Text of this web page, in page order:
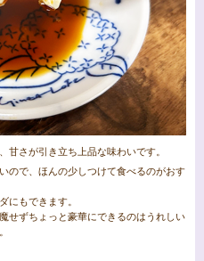
甘さが引き立ち上品な味わいです。
ので、ほんの少しつけて食べるのがおす
にもできます。
せずちょっと豪華にできるのはうれしい